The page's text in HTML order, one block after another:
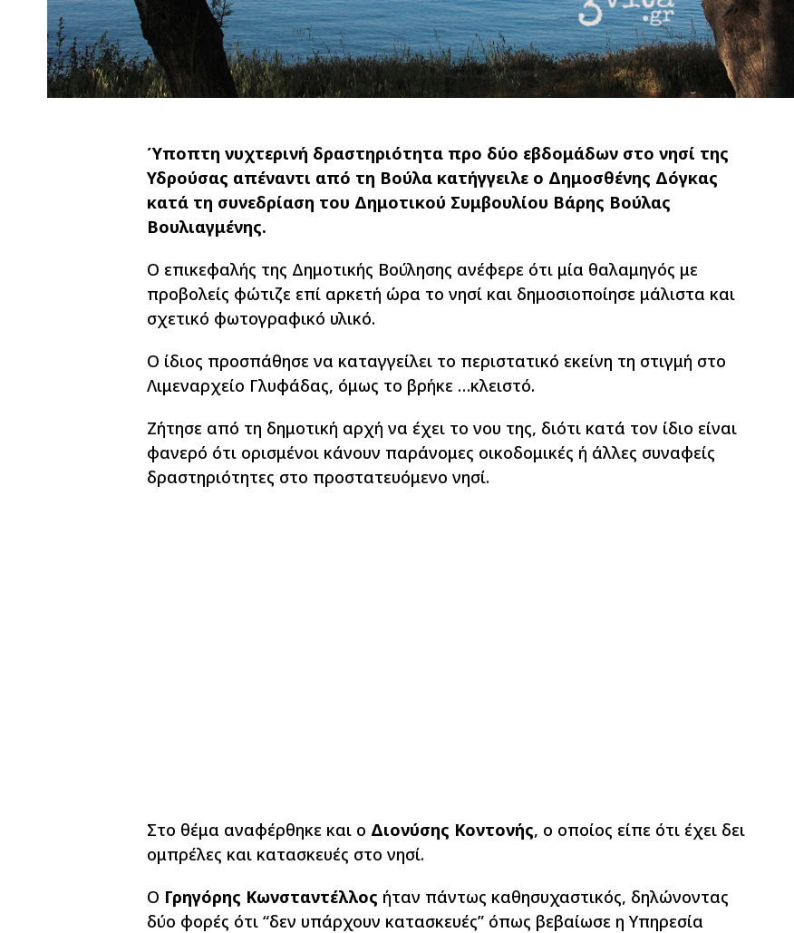
Ύποπτη νυχτερινή δραστηριότητα προ δύο εβδομάδων στο νησί της
Υδρούσας απέναντι από τη Βούλα κατήγγειλε ο Δημοσθένης Δόγκας
κατά τη συνεδρίαση του Δημοτικού Συμβουλίου Βάρης Βούλας
Βουλιαγμένης.
Ο επικεφαλής της Δημοτικής Βούλησης ανέφερε ότι μία θαλαμηγός με
προβολείς φώτιζε επί αρκετή ώρα το νησί και δημοσιοποίησε μάλιστα και
σχετικό φωτογραφικό υλικό.
Ο ίδιος προσπάθησε να καταγγείλει το περιστατικό εκείνη τη στιγμή στο
Λιμεναρχείο Γλυφάδας, όμως το βρήκε …κλειστό.
Ζήτησε από τη δημοτική αρχή να έχει το νου της, διότι κατά τον ίδιο είναι
φανερό ότι ορισμένοι κάνουν παράνομες οικοδομικές ή άλλες συναφείς
δραστηριότητες στο προστατευόμενο νησί.
Στο θέμα αναφέρθηκε και ο Διονύσης Κοντονής, ο οποίος είπε ότι έχει δει
ομπρέλες και κατασκευές στο νησί.
Ο Γρηγόρης Κωνσταντέλλος ήταν πάντως καθησυχαστικός, δηλώνοντας
δύο φορές ότι “δεν υπάρχουν κατασκευές” όπως βεβαίωσε η Υπηρεσία